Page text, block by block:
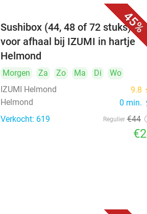
45%
Sushibox (44, 48 of 72 stuks)
voor afhaal bij IZUMI in hartje
Helmond
Morgen Za Zo Ma Di
Wo
IZUMI Helmond
9.8
Helmond 0 min.
Verkocht: 619 Regulier €44